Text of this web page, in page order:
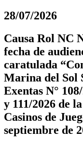
28/07/2026
Causa Rol NC
fecha de
caratulada
Marina del Sol
Exentas N°
y 111/2026 de
Casinos de
septiembre de